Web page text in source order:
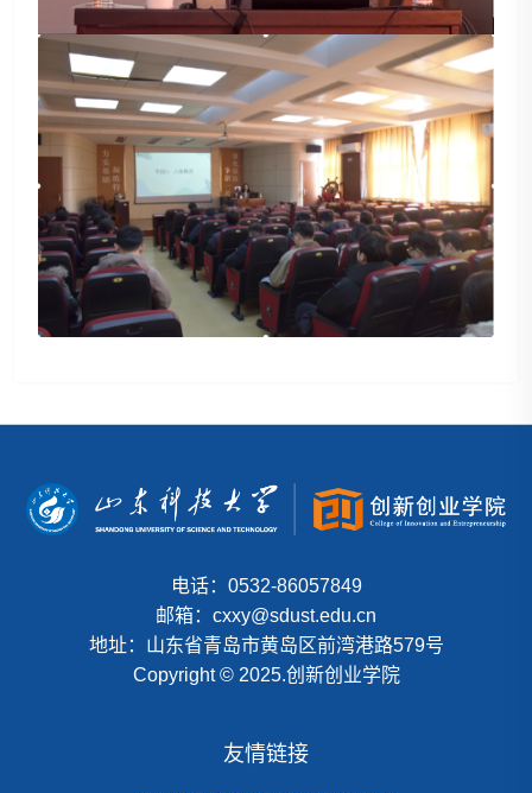
电话：0532-86057849
邮箱：cxxy@sdust.edu.cn
地址：山东省青岛市黄岛区前湾港路579号
Copyright © 2025.创新创业学院
友情链接